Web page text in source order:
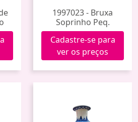
1997023 - Bruxa
Soprinho Peq.
Cadastre-se para
ver os preços